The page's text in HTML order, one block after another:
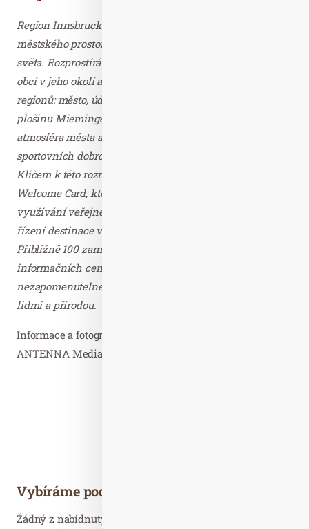
Region Innsbruck je jedinečnou symbiózou pulzujícího
městského prostoru a fascinujícího alpského horského
světa. Rozprostírá se od hlavního města Tyrolska přes 40
obcí v jeho okolí a zahrnuje celkem šest zážitkových
regionů: město, údolí Inntal, Kühtai–Sellraintal, náhorní
plošinu Mieminger Plateau, jih a západ. Rozmanitá
atmosféra města a památky jsou zde jen krůček od
sportovních dobrodružství a dalšího zdolání vrcholu.
Klíčem k této rozmanitosti je bezplatná karta pro hosty
Welcome Card, která zahrnuje řadu zážitků a bezplatné
využívání veřejné dopravy. Oficiální organizací pro
řízení destinace v regionu je Innsbruck Tourismus.
Přibližně 100 zaměstnanců a 11 turistických
informačních center sdružení připravuje
nezapomenutelné vzpomínky na dovolenou v souladu s
lidmi a přírodou.
Informace a fotografie zaslala Kateřina Svobodová,
ANTENNA Media – děkujeme.
Vybíráme podobné články
Žádný z nabídnutých článků vás nezajímá? Aktualizujte